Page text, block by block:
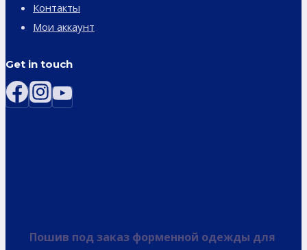
Контакты
Мои аккаунт
Get in touch
Пошив под заказ форменной одежды для